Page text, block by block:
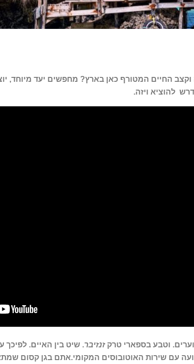
החיים המטורף כאן בארץ? מחפשים יעד מיוחד,
להוציא ויזה.
וטבע בספארי טרקזנזיבר. שיט בין האיים. לפיכך
עם שירות האוטובוסים המקומי.אתם בגן קסום